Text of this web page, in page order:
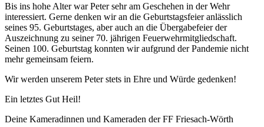
Bis ins hohe Alter war Peter sehr am Geschehen in der Wehr
interessiert. Gerne denken wir an die Geburtstagsfeier anlässlich
seines 95. Geburtstages, aber auch an die Übergabefeier der
Auszeichnung zu seiner 70. jährigen Feuerwehrmitgliedschaft.
Seinen 100. Geburtstag konnten wir aufgrund der Pandemie nicht
mehr gemeinsam feiern.
Wir werden unserem Peter stets in Ehre und Würde gedenken!
Ein letztes Gut Heil!
Deine Kameradinnen und Kameraden der FF Friesach-Wörth